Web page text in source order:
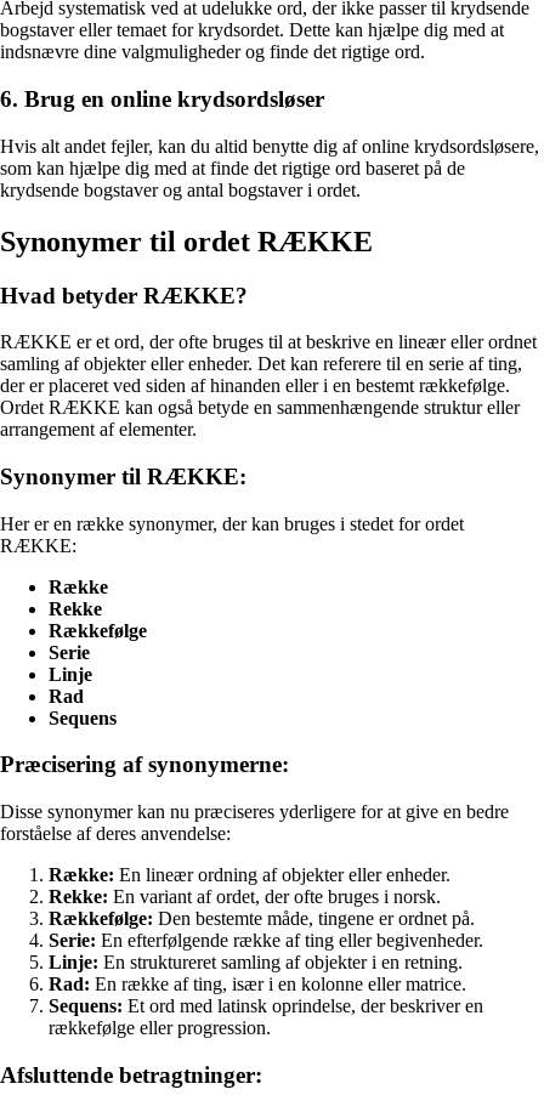
Arbejd systematisk ved at udelukke ord, der ikke passer til krydsende
bogstaver eller temaet for krydsordet. Dette kan hjælpe dig med at
indsnævre dine valgmuligheder og finde det rigtige ord.
6. Brug en online krydsordsløser
Hvis alt andet fejler, kan du altid benytte dig af online krydsordsløsere,
som kan hjælpe dig med at finde det rigtige ord baseret på de
krydsende bogstaver og antal bogstaver i ordet.
Synonymer til ordet RÆKKE
Hvad betyder RÆKKE?
RÆKKE er et ord, der ofte bruges til at beskrive en lineær eller ordnet
samling af objekter eller enheder. Det kan referere til en serie af ting,
der er placeret ved siden af hinanden eller i en bestemt rækkefølge.
Ordet RÆKKE kan også betyde en sammenhængende struktur eller
arrangement af elementer.
Synonymer til RÆKKE:
Her er en række synonymer, der kan bruges i stedet for ordet
RÆKKE:
Række
Rekke
Rækkefølge
Serie
Linje
Rad
Sequens
Præcisering af synonymerne:
Disse synonymer kan nu præciseres yderligere for at give en bedre
forståelse af deres anvendelse:
Række: En lineær ordning af objekter eller enheder.
Rekke: En variant af ordet, der ofte bruges i norsk.
Rækkefølge: Den bestemte måde, tingene er ordnet på.
Serie: En efterfølgende række af ting eller begivenheder.
Linje: En struktureret samling af objekter i en retning.
Rad: En række af ting, især i en kolonne eller matrice.
Sequens: Et ord med latinsk oprindelse, der beskriver en
rækkefølge eller progression.
Afsluttende betragtninger: